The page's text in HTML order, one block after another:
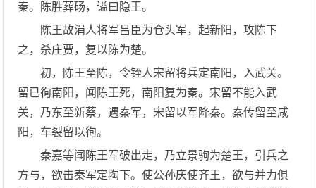
秦。陈胜葬砀，谥曰隐王。
陈王故涓人将军吕臣为仓头军，起新阳，攻陈下
之，杀庄贾，复以陈为楚。
初，陈王至陈，令铚人宋留将兵定南阳，入武关。
留已徇南阳，闻陈王死，南阳复为秦。宋留不能入武
关，乃东至新蔡，遇秦军，宋留以军降秦。秦传留至咸
阳，车裂留以徇。
秦嘉等闻陈王军破出走，乃立景驹为楚王，引兵之
方与，欲击秦军定陶下。使公孙庆使齐王，欲与并力俱